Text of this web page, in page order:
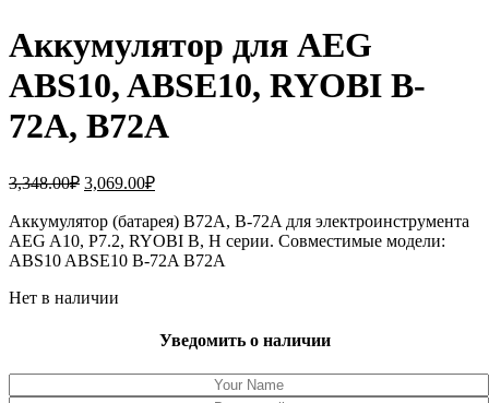
Аккумулятор для AEG
ABS10, ABSE10, RYOBI B-
72A, B72A
3,348.00₽ Первоначальная
составляла
3,348.00₽.
3,069.00₽Текущая
3,069.00₽.
Аккумулятор (батарея) B72A, B-72A для электроинструмента
AEG A10, P7.2, RYOBI B, H серии. Совместимые модели:
ABS10 ABSE10 B-72A B72A
Нет в наличии
Уведомить о наличии